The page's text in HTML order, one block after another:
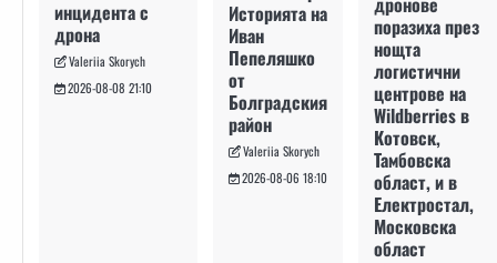
инцидента с
дрона
Valeriia Skorych
2026-08-08 21:10
Историята на
Иван
Пепеляшко
от
Болградския
район
Valeriia Skorych
2026-08-06 18:10
поразиха през
нощта
логистични
центрове на
Wildberries в
Котовск,
Тамбовска
област, и в
Електростал,
Московска
област